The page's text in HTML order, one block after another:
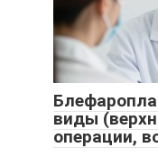
виды
операции,